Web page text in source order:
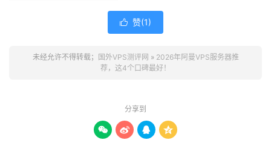
 赞(1)
未经允许不得转载； 国外VPS测评网 » 2026年阿曼VPS服务器推
荐，这4个口碑最好！
分享到
   